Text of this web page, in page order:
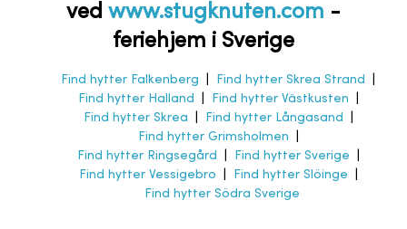
ved www.stugknuten.com -
feriehjem i Sverige
Find hytter Falkenberg Find hytter Skrea Strand
Find hytter Halland
Find hytter Västkusten
Find hytter Skrea
Find hytter Långasand
Find hytter Grimsholmen
Find hytter Ringsegård
Find hytter Sverige
Find hytter Vessigebro
Find hytter Slöinge
Find hytter Södra Sverige